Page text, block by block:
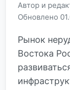
Автор и
Обновлено
Рынок
Востока